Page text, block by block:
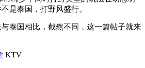
是泰国，打野风盛行。
泰国相比，截然不同，这一篇帖子就来
KTV